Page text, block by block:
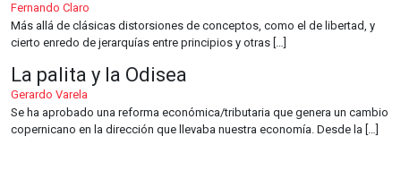
Fernando Claro
Más allá de clásicas distorsiones de conceptos, como el de libertad, y
cierto enredo de jerarquías entre principios y otras […]
La palita y la Odisea
Gerardo Varela
Se ha aprobado una reforma económica/tributaria que genera un cambio
copernicano en la dirección que llevaba nuestra economía. Desde la […]